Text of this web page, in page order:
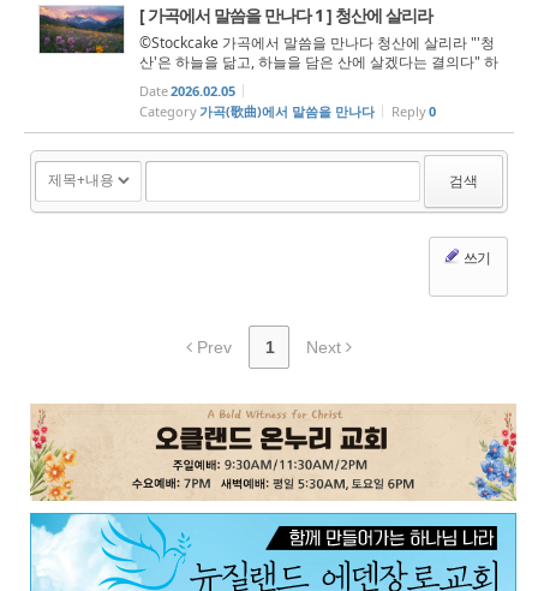
[ 가곡에서 말씀을 만나다 1 ] 청산에 살리라
©Stockcake 가곡에서 말씀을 만나다 청산에 살리라 "'청
산'은 하늘을 닮고, 하늘을 담은 산에 살겠다는 결의다" 하
나님께서는 사람을 하나님의 형상과 하나님의 모양으로
지으셨습니다. ‘Then God said, "Let us make man in ou
r image, i...
Date2026.02.05
Category 가곡(歌曲)에서 말씀을 만나다 Reply0
검색
쓰기
Prev 1 Next